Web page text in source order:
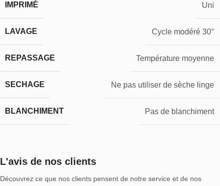
IMPRIMÉ Uni
LAVAGE Cycle modéré 30°
REPASSAGE Température moyenne
SECHAGE Ne pas utiliser de sèche linge
BLANCHIMENT Pas de blanchiment
L'avis de nos clients
Découvrez ce que nos clients pensent de notre service et de nos